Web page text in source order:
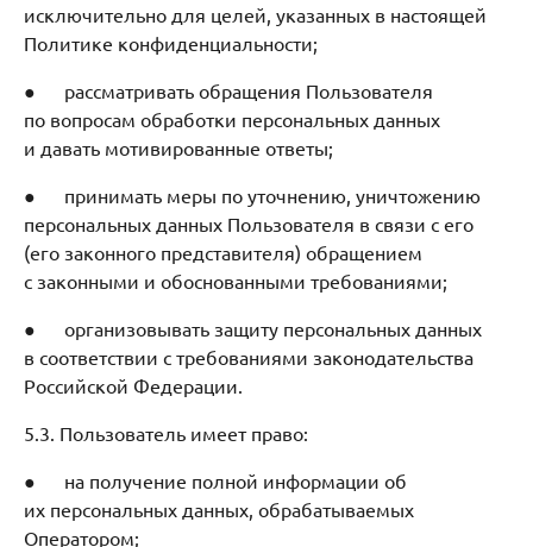
исключительно для целей, указанных в настоящей
Политике конфиденциальности;
● рассматривать обращения Пользователя
по вопросам обработки персональных данных
и давать мотивированные ответы;
● принимать меры по уточнению, уничтожению
персональных данных Пользователя в связи с его
(его законного представителя) обращением
с законными и обоснованными требованиями;
● организовывать защиту персональных данных
в соответствии с требованиями законодательства
Российской Федерации.
5.3. Пользователь имеет право:
● на получение полной информации об
их персональных данных, обрабатываемых
Оператором;